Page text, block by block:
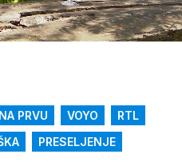
PRVU VOYO
RTL
PRESELJENJE